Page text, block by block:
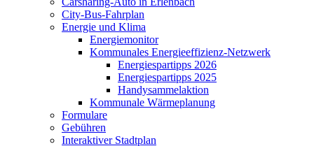
City-Bus-Fahrplan
Energie und Klima
Energiemonitor
Kommunales Energieeffizienz-Netzwerk
Energiespartipps 2026
Energiespartipps 2025
Handysammelaktion
Kommunale Wärmeplanung
Formulare
Gebühren
Interaktiver Stadtplan